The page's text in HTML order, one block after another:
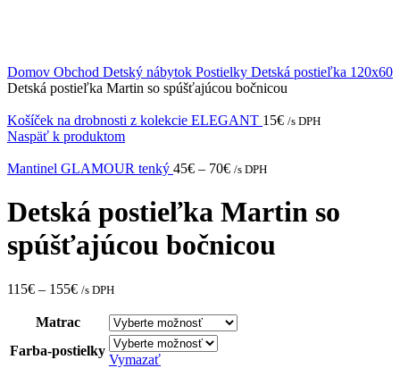
Domov Obchod Detský nábytok Postielky Detská postieľka 120x60
Detská postieľka Martin so spúšťajúcou bočnicou
Košíček na drobnosti z kolekcie ELEGANT 15€ /s DPH
Naspäť k produktom
Mantinel GLAMOUR tenký 45€ – 70€ /s DPH
Detská postieľka Martin so
spúšťajúcou bočnicou
115€ – 155€ /s DPH
Matrac
Farba-postielky
Vymazať